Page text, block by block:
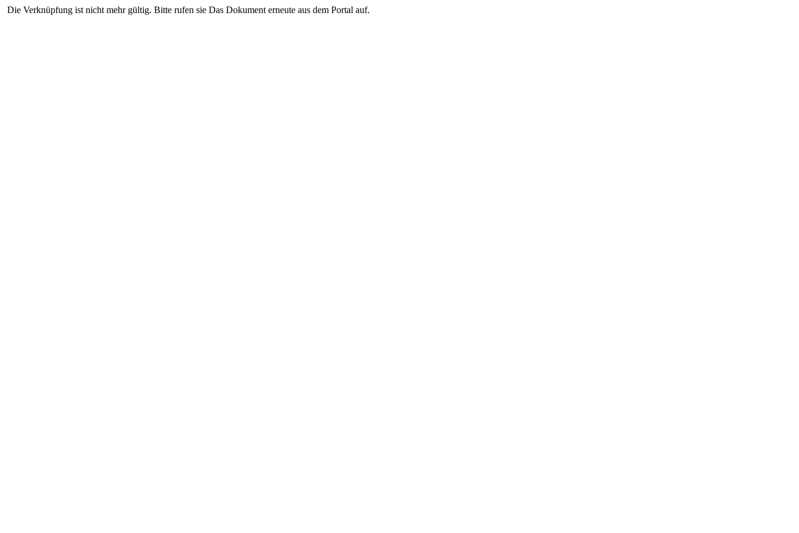
Die Verknüpfung ist nicht mehr gültig. Bitte rufen sie Das Dokument erneute aus dem Portal auf.